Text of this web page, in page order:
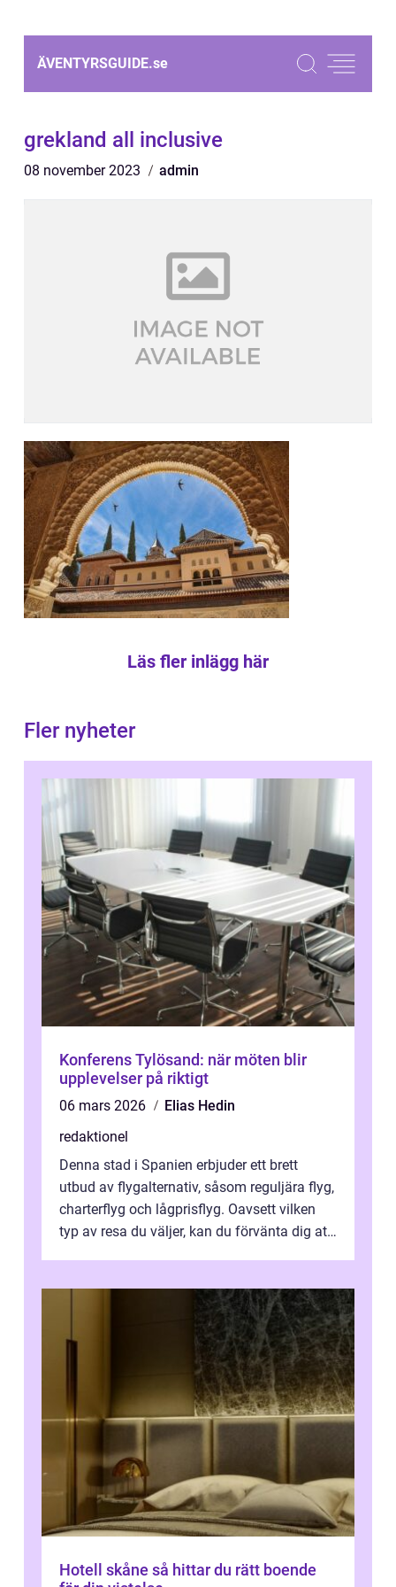
ÄVENTYRSGUIDE.se
grekland all inclusive
08 november 2023 admin
Läs fler inlägg här
Fler nyheter
Konferens Tylösand: när möten blir
upplevelser på riktigt
06 mars 2026
Elias Hedin
redaktionel
Denna stad i Spanien erbjuder ett brett
utbud av flygalternativ, såsom reguljära flyg,
charterflyg och lågprisflyg. Oavsett vilken
typ av resa du väljer, kan du förvänta dig att
Hotell skåne så hittar du rätt boende